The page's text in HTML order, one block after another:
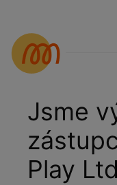
Jsme
Play